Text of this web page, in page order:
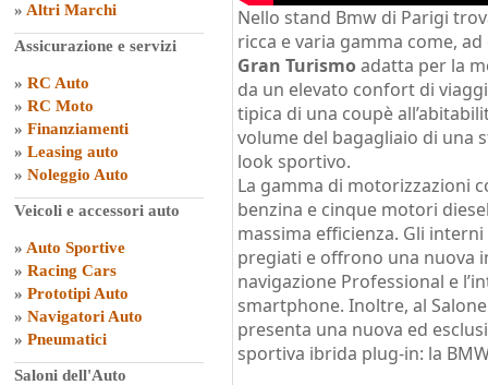
» Altri Marchi
Assicurazione e servizi
» RC Auto
» RC Moto
» Finanziamenti
» Leasing auto
» Noleggio Auto
Veicoli e accessori auto
» Auto Sportive
» Racing Cars
» Prototipi Auto
» Navigatori Auto
» Pneumatici
Saloni dell'Auto
Nello stand Bmw di Parigi
ricca e varia gamma come,
Gran Turismoadatta per la
da un elevato confort di
tipica di una coupè
volume del bagagliaio di una
look sportivo.
La gamma di motorizzazioni
benzina e cinque motori
massima efficienza. Gli
pregiati e offrono una nuova
navigazione Professional e
smartphone. Inoltre, al
presenta una nuova ed
sportiva ibrida plug-in: la